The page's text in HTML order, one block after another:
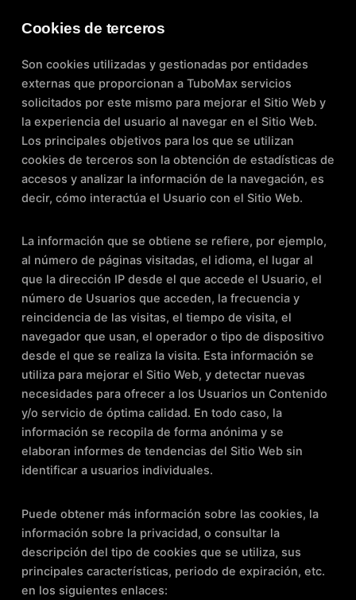
Cookies de terceros
Son cookies utilizadas y gestionadas por entidades
externas que proporcionan a TuboMax servicios
solicitados por este mismo para mejorar el Sitio Web y
la experiencia del usuario al navegar en el Sitio Web.
Los principales objetivos para los que se utilizan
cookies de terceros son la obtención de estadísticas de
accesos y analizar la información de la navegación, es
decir, cómo interactúa el Usuario con el Sitio Web.
La información que se obtiene se refiere, por ejemplo,
al número de páginas visitadas, el idioma, el lugar al
que la dirección IP desde el que accede el Usuario, el
número de Usuarios que acceden, la frecuencia y
reincidencia de las visitas, el tiempo de visita, el
navegador que usan, el operador o tipo de dispositivo
desde el que se realiza la visita. Esta información se
utiliza para mejorar el Sitio Web, y detectar nuevas
necesidades para ofrecer a los Usuarios un Contenido
y/o servicio de óptima calidad. En todo caso, la
información se recopila de forma anónima y se
elaboran informes de tendencias del Sitio Web sin
identificar a usuarios individuales.
Puede obtener más información sobre las cookies, la
información sobre la privacidad, o consultar la
descripción del tipo de cookies que se utiliza, sus
principales características, periodo de expiración, etc.
en los siguientes enlaces: